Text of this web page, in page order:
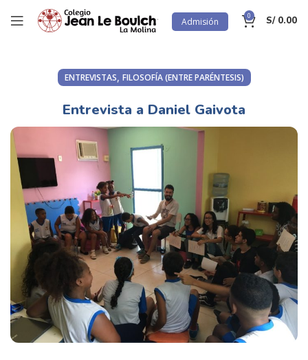
Admisión
0 S/0.00
ENTREVISTAS, FILOSOFÍA (ENTRE PARÉNTESIS)
Entrevista a Daniel Gaivota